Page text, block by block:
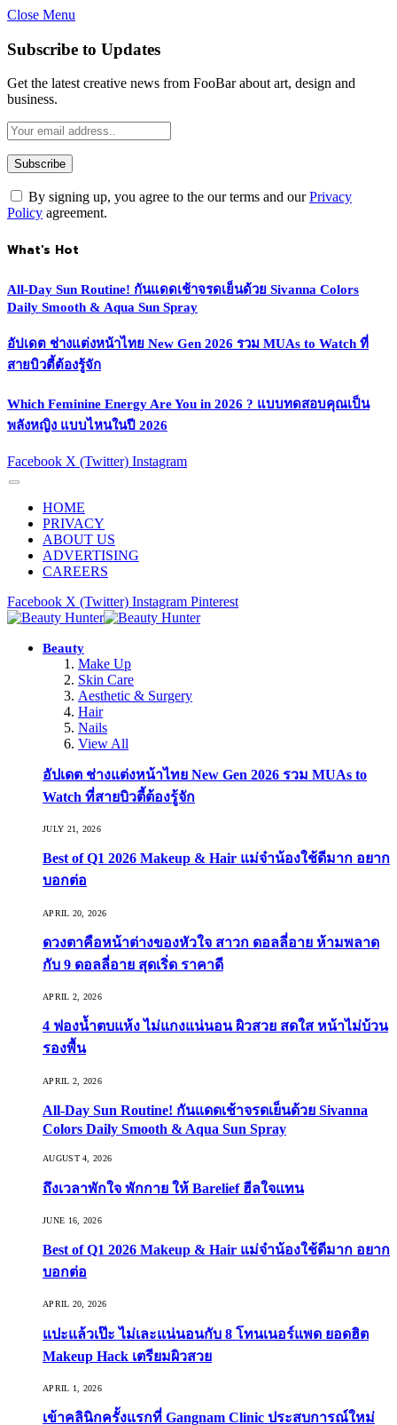
Close Menu
Subscribe to Updates
Get the latest creative news from FooBar about art, design and
business.
By signing up, you agree to the our terms and ourPrivacy
Policy agreement.
What's Hot
All-Day Sun Routine! กันแดดเช้าจรดเย็นด้วย Sivanna Colors
Daily Smooth & Aqua Sun Spray
อัปเดต ช่างแต่งหน้าไทย New Gen 2026 รวม MUAs to Watch ที่
สายบิวตี้ต้องรู้จัก
Which Feminine Energy Are You in 2026 ? แบบทดสอบคุณเป็น
พลังหญิง แบบไหนในปี 2026
Facebook X (Twitter) Instagram
HOME
PRIVACY
ABOUT US
ADVERTISING
CAREERS
Facebook X (Twitter) Instagram Pinterest
Beauty
Make Up
Skin Care
Aesthetic & Surgery
Hair
Nails
View All
อัปเดต ช่างแต่งหน้าไทย New Gen 2026 รวม MUAs to
Watch ที่สายบิวตี้ต้องรู้จัก
JULY 21, 2026
Best of Q1 2026 Makeup & Hair แม่จ๋าน้องใช้ดีมาก อยาก
บอกต่อ
APRIL 20, 2026
ดวงตาคือหน้าต่างของหัวใจ สาวก ดอลลี่อาย ห้ามพลาด
กับ 9 ดอลลี่อาย สุดเริ่ด ราคาดี
APRIL 2, 2026
4 ฟองน้ำตบแห้ง ไม่แกงแน่นอน ผิวสวย สดใส หน้าไม่บ้วน
รองพื้น
APRIL 2, 2026
All-Day Sun Routine! กันแดดเช้าจรดเย็นด้วย Sivanna
Colors Daily Smooth & Aqua Sun Spray
AUGUST 4, 2026
ถึงเวลาพักใจ พักกาย ให้ Barelief ฮีลใจแทน
JUNE 16, 2026
Best of Q1 2026 Makeup & Hair แม่จ๋าน้องใช้ดีมาก อยาก
บอกต่อ
APRIL 20, 2026
แปะแล้วเป๊ะ ไม่เละแน่นอนกับ 8 โทนเนอร์แพด ยอดฮิต
Makeup Hack เตรียมผิวสวย
APRIL 1, 2026
เข้าคลินิกครั้งแรกที่ Gangnam Clinic ประสบการณ์ใหม่